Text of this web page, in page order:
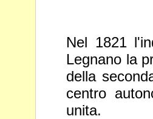
Nel 1821
Legnano la
della
centro
unita.